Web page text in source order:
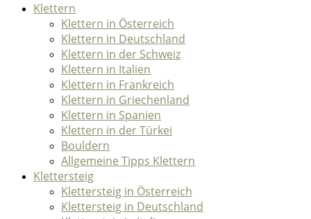
Klettern
Klettern in Österreich
Klettern in Deutschland
Klettern in der Schweiz
Klettern in Italien
Klettern in Frankreich
Klettern in Griechenland
Klettern in Spanien
Klettern in der Türkei
Bouldern
Allgemeine Tipps Klettern
Klettersteig
Klettersteig in Österreich
Klettersteig in Deutschland